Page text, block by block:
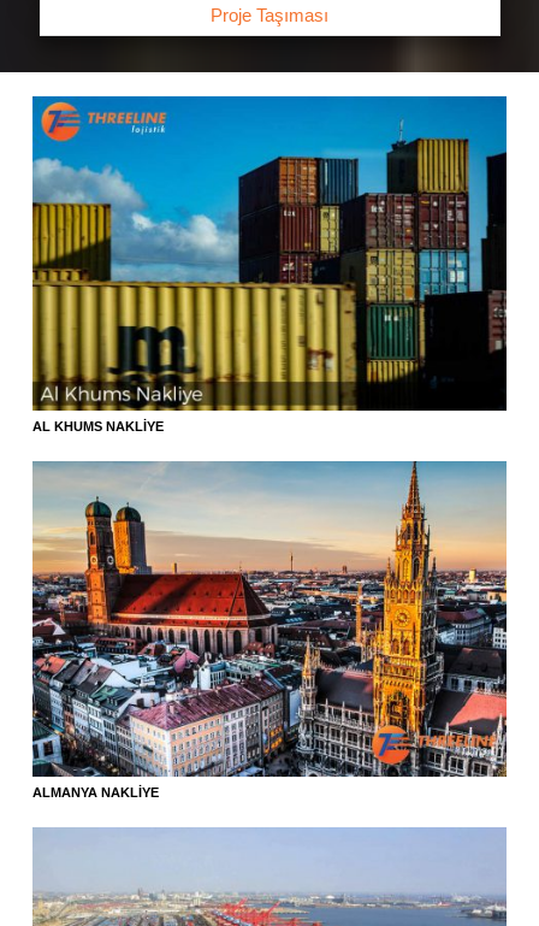
Proje Taşıması
AL KHUMS NAKLIYE
ALMANYA NAKLIYE